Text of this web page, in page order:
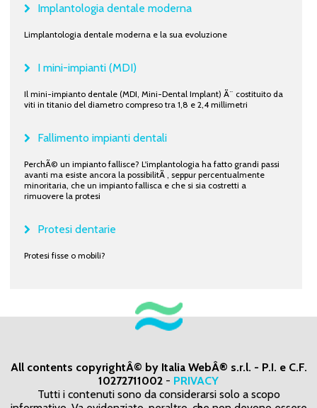
Implantologia dentale moderna
Limplantologia dentale moderna e la sua evoluzione
I mini-impianti (MDI)
Il mini-impianto dentale (MDI, Mini-Dental Implant) Ã¨ costituito da
viti in titanio del diametro compreso tra 1,8 e 2,4 millimetri
Fallimento impianti dentali
PerchÃ© un impianto fallisce? L'implantologia ha fatto grandi passi
avanti ma esiste ancora la possibilitÃ , seppur percentualmente
minoritaria, che un impianto fallisca e che si sia costretti a
rimuovere la protesi
Protesi dentarie
Protesi fisse o mobili?
All contents copyrightÂ© by Italia WebÂ® s.r.l. - P.I. e C.F.
10272711002 - PRIVACY
Tutti i contenuti sono da considerarsi solo a scopo